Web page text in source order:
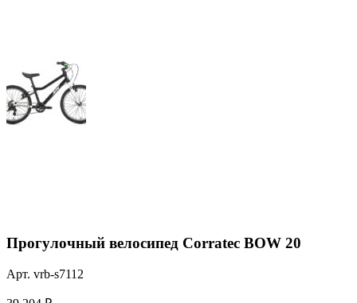
Прогулочный велосипед Corratec BOW 20
Арт. vrb-s7112